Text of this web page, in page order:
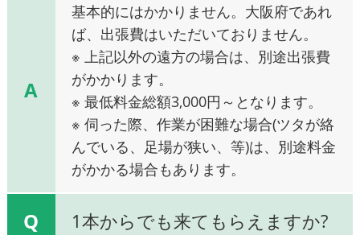
A
基本的にはかかりません。大阪府であれ
ば、出張費はいただいておりません。
※ 上記以外の遠方の場合は、別途出張費
がかかります。
※ 最低料金総額3,000円～となります。
※ 伺った際、作業が困難な場合(ツタが絡
んでいる、足場が狭い、等)は、別途料金
がかかる場合もあります。
Q 1本からでも来てもらえますか?